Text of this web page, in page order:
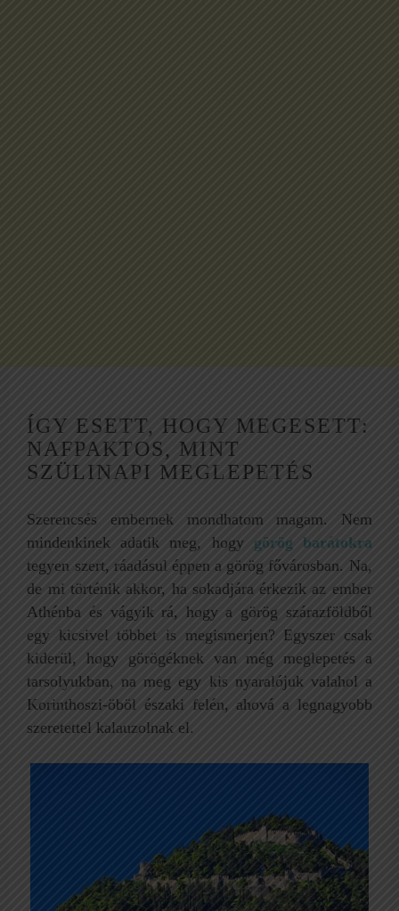
ÍGY ESETT, HOGY MEGESETT:
NAFPAKTOS, MINT
SZÜLINAPI MEGLEPETÉS
Szerencsés embernek mondhatom magam. Nem
mindenkinek adatik meg, hogy görög barátokra
tegyen szert, ráadásul éppen a görög fővárosban. Na,
de mi történik akkor, ha sokadjára érkezik az ember
Athénba és vágyik rá, hogy a görög szárazföldből
egy kicsivel többet is megismerjen? Egyszer csak
kiderül, hogy görögéknek van még meglepetés a
tarsolyukban, na meg egy kis nyaralójuk valahol a
Korinthoszi-öböl északi felén, ahová a legnagyobb
szeretettel kalauzolnak el.